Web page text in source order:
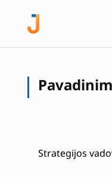
Strategijos